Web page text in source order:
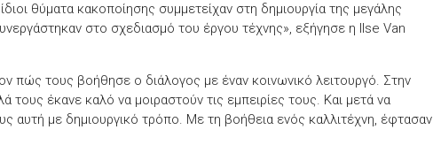
θύματα κακοποίησης συμμετείχαν στη δημιουργία της μεγάλης
στο σχεδιασμό του έργου τέχνης», εξήγησε η Ilse Van
πώς τους βοήθησε ο διάλογος με έναν κοινωνικό λειτουργό. Στην
τους έκανε καλό να μοιραστούν τις εμπειρίες τους. Και μετά να
αυτή με δημιουργικό τρόπο. Με τη βοήθεια ενός καλλιτέχνη, έφτασαν